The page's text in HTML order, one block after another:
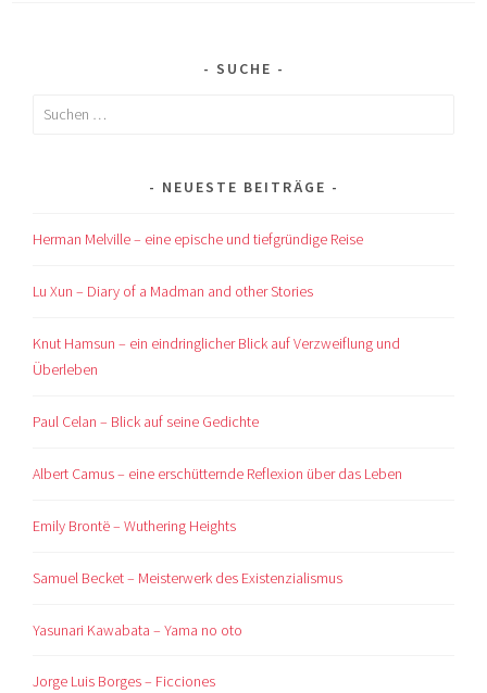
SUCHE
Suchen
NEUESTE BEITRÄGE
Herman Melville – eine epische und tiefgründige Reise
Lu Xun – Diary of a Madman and other Stories
Knut Hamsun – ein eindringlicher Blick auf Verzweiflung und
Überleben
Paul Celan – Blick auf seine Gedichte
Albert Camus – eine erschütternde Reflexion über das Leben
Emily Brontë – Wuthering Heights
Samuel Becket – Meisterwerk des Existenzialismus
Yasunari Kawabata – Yama no oto
Jorge Luis Borges – Ficciones